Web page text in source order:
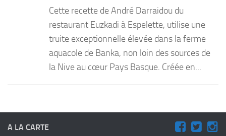
Entrées
Desserts
Cette recette de André Darraidou du
restaurant Euzkadi à Espelette, utilise une
truite exceptionnelle élevée dans la ferme
aquacole de Banka, non loin des sources de
la Nive au cœur Pays Basque. Créée en...
A LA CARTE